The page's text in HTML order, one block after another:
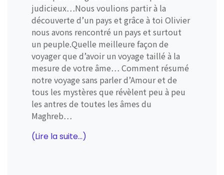
judicieux…Nous voulions partir à la
découverte d’un pays et grâce à toi Olivier
nous avons rencontré un pays et surtout
un peuple.Quelle meilleure façon de
voyager que d’avoir un voyage taillé à la
mesure de votre âme… Comment résumé
notre voyage sans parler d’Amour et de
tous les mystères que révèlent peu à peu
les antres de toutes les âmes du
Maghreb…
(Lire la suite...)